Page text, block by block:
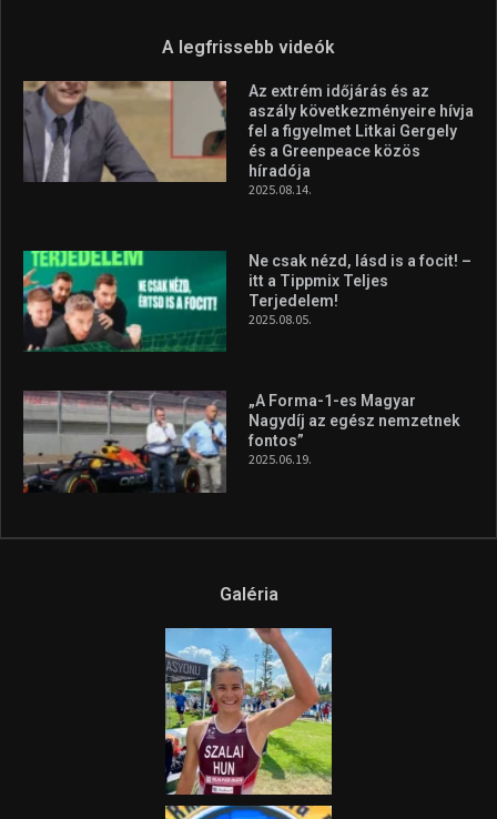
A legfrissebb videók
Az extrém időjárás és az
aszály következményeire hívja
fel a figyelmet Litkai Gergely
és a Greenpeace közös
híradója
2025.08.14.
Ne csak nézd, lásd is a focit! –
itt a Tippmix Teljes
Terjedelem!
2025.08.05.
„A Forma-1-es Magyar
Nagydíj az egész nemzetnek
fontos”
2025.06.19.
Galéria